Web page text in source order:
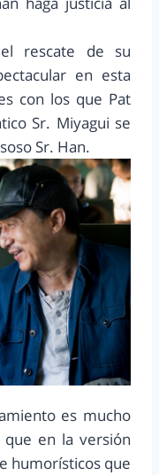
rescate de su
en esta
con los que Pat
Sr. Miyagui se
Sr. Han.
es mucho
que en la versión
humorísticos que